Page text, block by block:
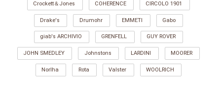
Crockett＆Jones COHERENCE CIRCOLO 1901
Drake's Drumohr EMMETI Gabo
giab's ARCHIVIO GRENFELL GUY ROVER
JOHN SMEDLEY Johnstons LARDINI MOORER
Norlha Rota Valster WOOLRICH